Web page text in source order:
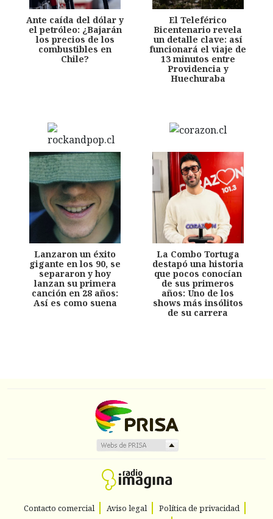
Ante caída del dólar y
el petróleo: ¿Bajarán
los precios de los
combustibles en
Chile?
El Teleférico
Bicentenario revela
un detalle clave: así
funcionará el viaje de
13 minutos entre
Providencia y
Huechuraba
Lanzaron un éxito
gigante en los 90, se
separaron y hoy
lanzan su primera
canción en 28 años:
Así es como suena
La Combo Tortuga
destapó una historia
que pocos conocían
de sus primeros
años: Uno de los
shows más insólitos
de su carrera
Contacto comercial Aviso legal
Política de privacidad